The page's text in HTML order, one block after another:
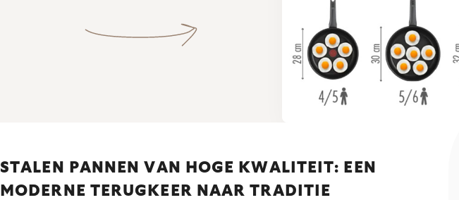
STALEN PANNEN VAN HOGE KWALITEIT: EEN
MODERNE TERUGKEER NAAR TRADITIE